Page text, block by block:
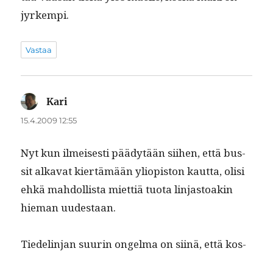
jyrkempi.
Vastaa
Kari
15.4.2009 12:55
Nyt kun ilmeis­es­ti päädytään siihen, että bus­
sit alka­vat kiertämään yliopis­ton kaut­ta, olisi
ehkä mah­dol­lista miet­tiä tuo­ta lin­jas­toakin
hie­man uudestaan.
Tiedelin­jan suurin ongel­ma on siinä, että kos­